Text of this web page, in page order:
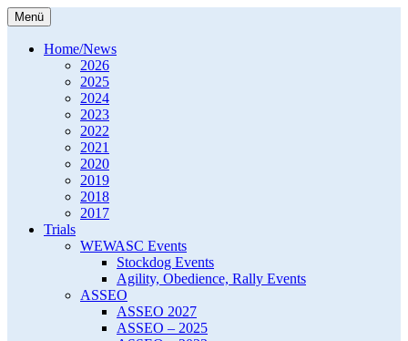
WEWASC e.V.
Shepherd Club e.V.
Menü Zum
Inhalt
springen
Home/News
2026
2025
2024
2023
2022
2021
2020
2019
2018
2017
Trials
WEWASC Events
Stockdog Events
Agility, Obedience, Rally Events
ASSEO
ASSEO 2027
ASSEO – 2025